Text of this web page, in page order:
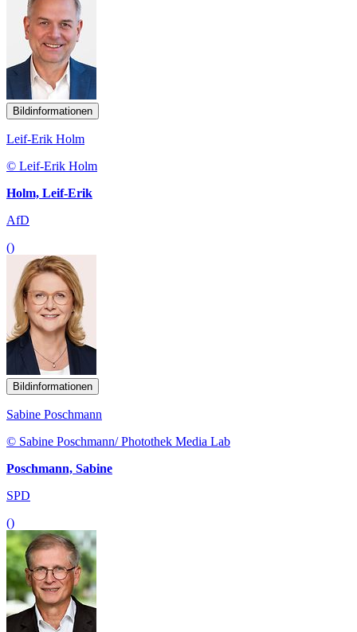
Bildinformationen
Leif-Erik Holm
© Leif-Erik Holm
Holm, Leif-Erik
AfD
()
Bildinformationen
Sabine Poschmann
© Sabine Poschmann/ Photothek Media Lab
Poschmann, Sabine
SPD
()